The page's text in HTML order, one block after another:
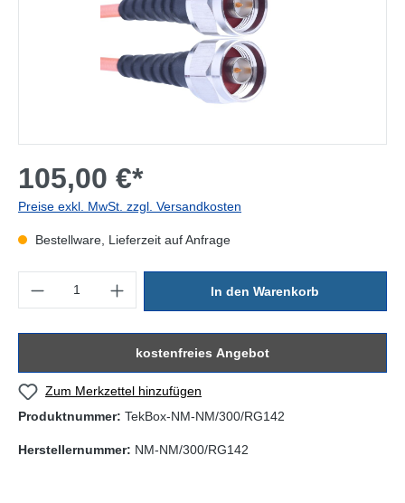
105,00 €*
Preise exkl. MwSt. zzgl. Versandkosten
Bestellware, Lieferzeit auf Anfrage
In den Warenkorb
kostenfreies Angebot
Zum Merkzettel hinzufügen
Produktnummer: TekBox-NM-NM/300/RG142
Herstellernummer: NM-NM/300/RG142